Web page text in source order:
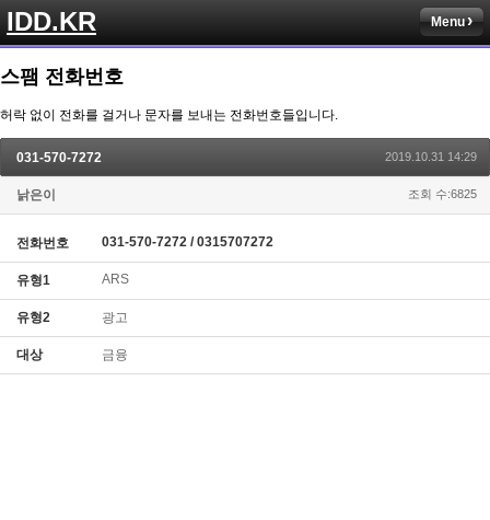
IDD.KR Menu
스팸 전화번호
허락 없이 전화를 걸거나 문자를 보내는 전화번호들입니다.
031-570-7272 2019.10.31 14:29
낡은이 조회 수:6825
전화번호 031-570-7272 / 0315707272
유형1 ARS
유형2 광고
대상 금융